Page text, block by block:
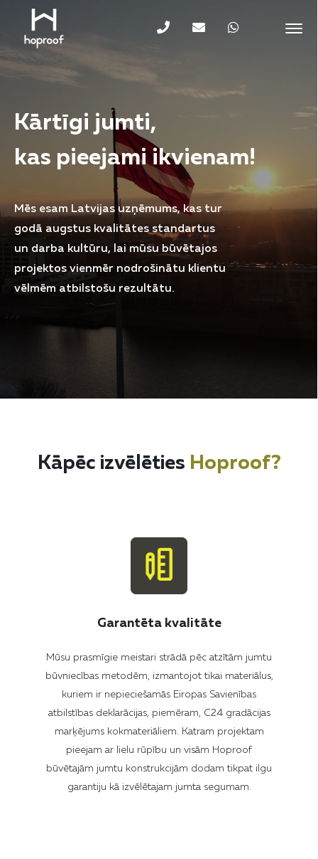
Kārtīgi jumti,
kas pieejami ikvienam!
Mēs esam Latvijas uzņēmums, kas tur
godā augstus kvalitātes standartus
un darba kultūru, lai mūsu būvētajos
projektos vienmēr nodrošinātu klientu
vēlmēm atbilstošu rezultātu.
Kāpēc izvēlēties Hoproof?
Garantēta kvalitāte
Mūsu prasmīgie meistari strādā pēc atzītām jumtu
būvniecības metodēm, izmantojot tikai materiālus,
kuriem ir nepieciešamās Eiropas Savienības
atbilstības deklarācijas, piemēram, C24 gradācijas
marķējums kokmateriāliem. Katram projektam
pieejam ar lielu rūpību un visām Hoproof
būvētajām jumtu konstrukcijām dodam tikpat ilgu
garantiju kā izvēlētajam jumta segumam.